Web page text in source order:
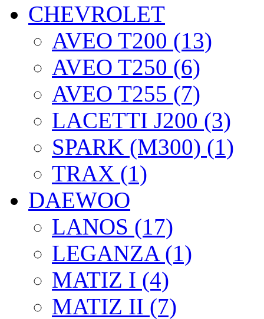
CHEVROLET
AVEO T200 (13)
AVEO T250 (6)
AVEO T255 (7)
LACETTI J200 (3)
SPARK (M300) (1)
TRAX (1)
DAEWOO
LANOS (17)
LEGANZA (1)
MATIZ I (4)
MATIZ II (7)